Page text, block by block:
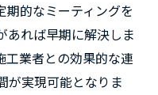
期的なミーティングを
あれば早期に解決しま
工業者との効果的な連
が実現可能となりま